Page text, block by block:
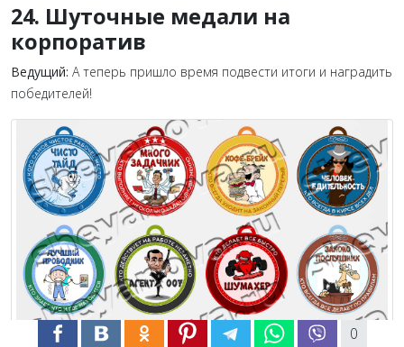
24. Шуточные медали на
корпоратив
Ведущий: А теперь пришло время подвести итоги и наградить
победителей!
0